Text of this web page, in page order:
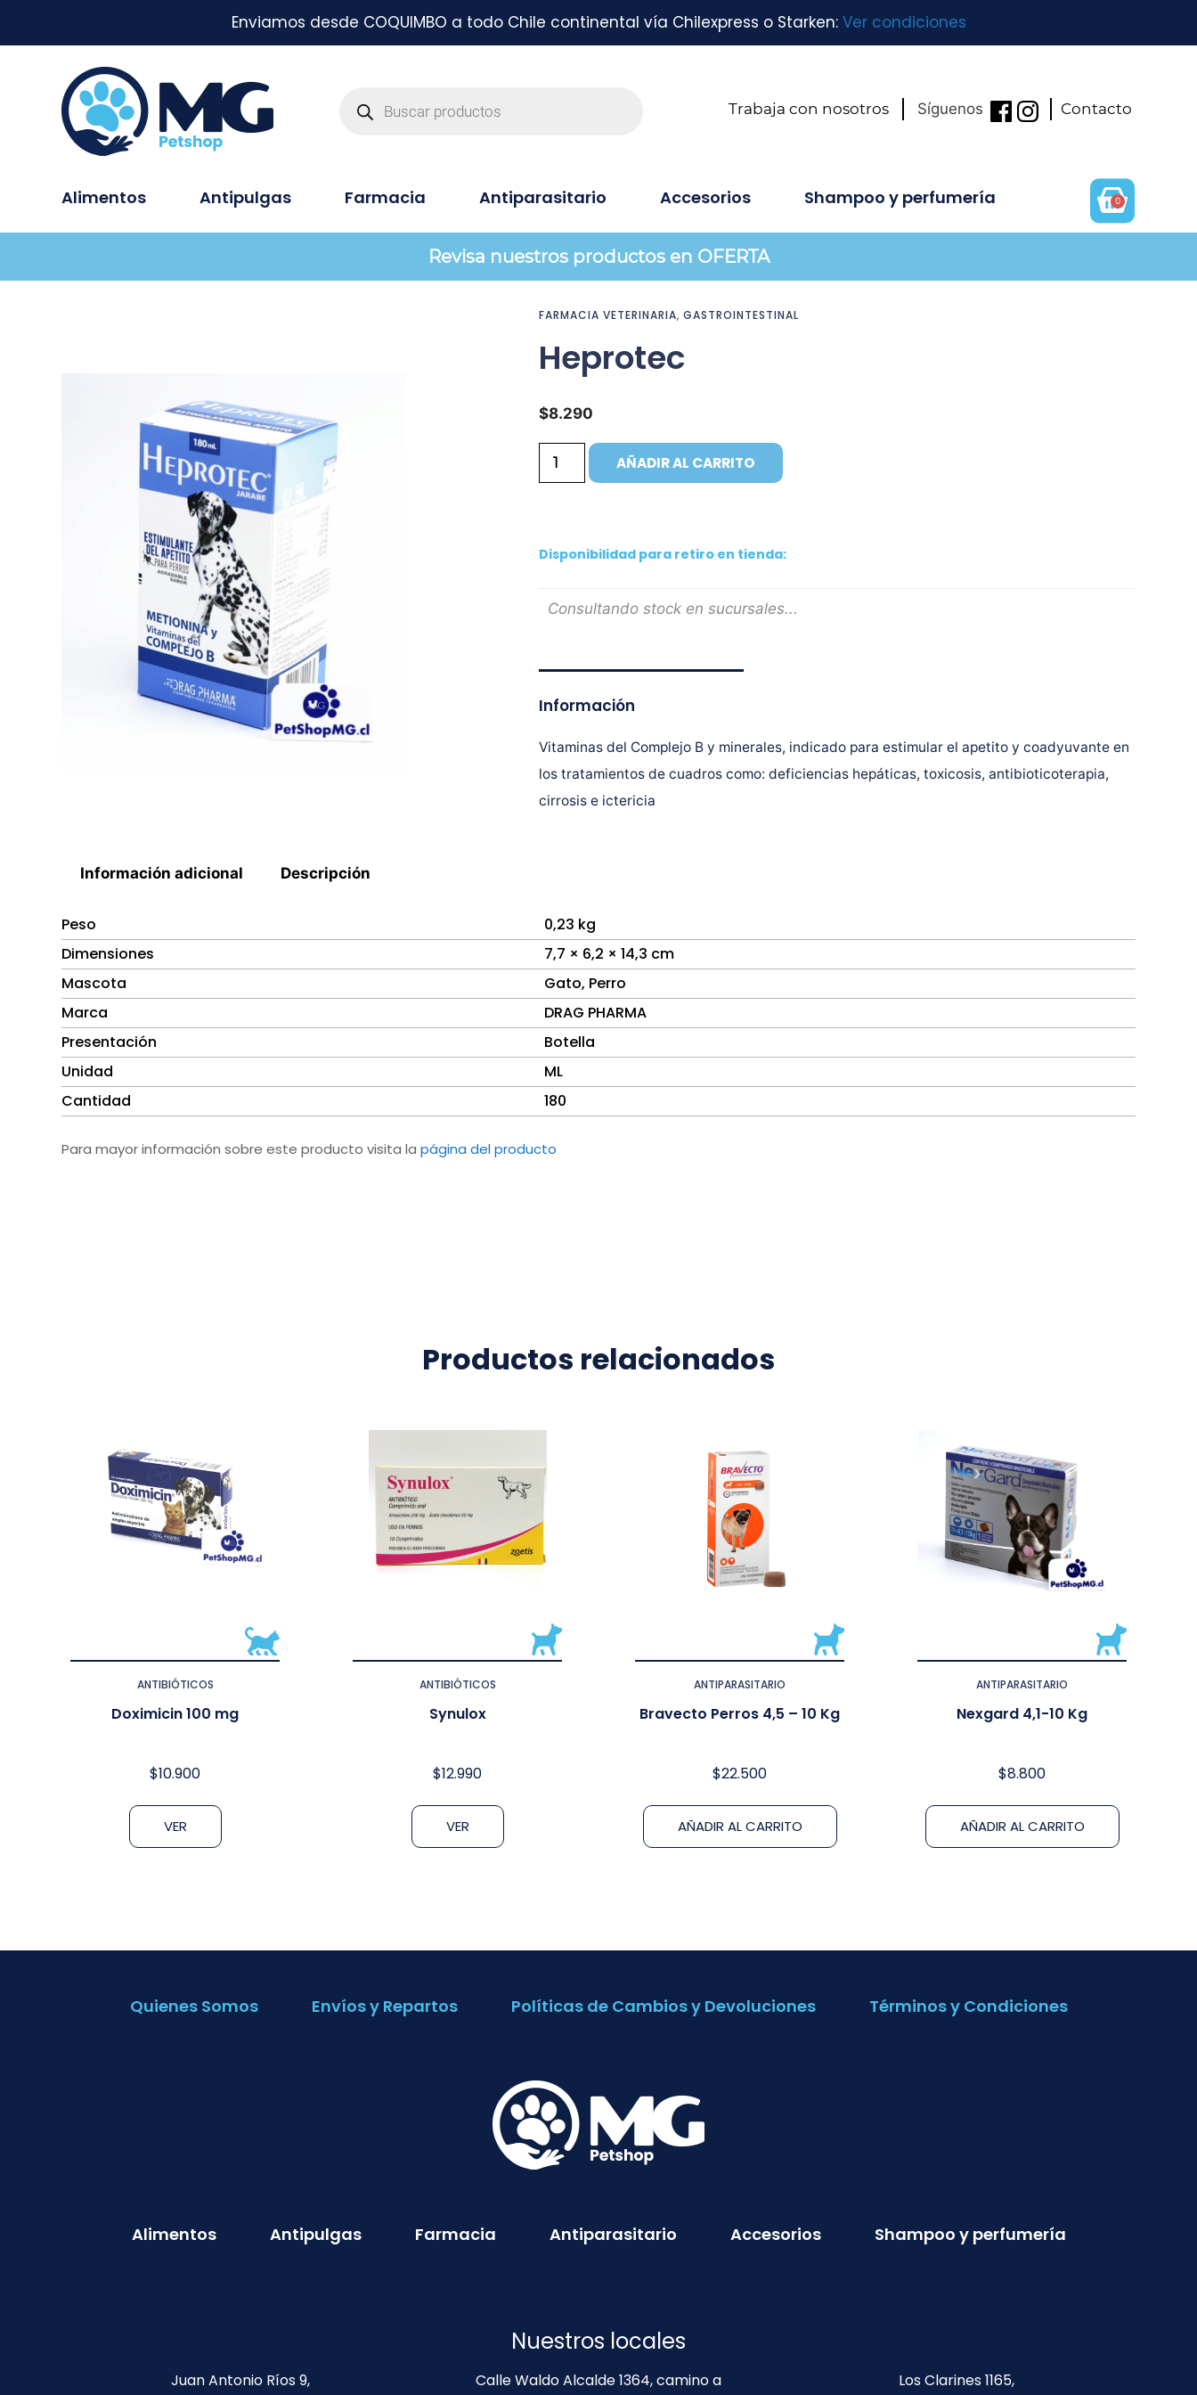
Enviamos desde COQUIMBO a todo Chile continental vía Chilexpress o Starken: Ver condiciones
Trabaja con nosotros Síguenos Contacto
Alimentos Antipulgas Farmacia Antiparasitario Accesorios Shampoo y perfumería 0
Revisa nuestros productos en OFERTA
FARMACIA VETERINARIA, GASTROINTESTINAL
Heprotec
$8.290
AÑADIR AL CARRITO
Disponibilidad para retiro en tienda:
Consultando stock en sucursales...
Información
Vitaminas del Complejo B y minerales, indicado para estimular el apetito y coadyuvante en
los tratamientos de cuadros como: deficiencias hepáticas, toxicosis, antibioticoterapia,
cirrosis e ictericia
Información adicional Descripción
Peso
0,23 kg
Dimensiones
7,7 × 6,2 × 14,3 cm
Mascota
Gato, Perro
Marca
DRAG PHARMA
Presentación
Botella
Unidad
ML
Cantidad
180
Para mayor información sobre este producto visita la página del producto
Productos relacionados
ANTIBIÓTICOS
Doximicin 100 mg
$10.900
VER
ANTIBIÓTICOS
Synulox
$12.990
VER
ANTIPARASITARIO
Bravecto Perros 4,5 – 10 Kg
$22.500
AÑADIR AL CARRITO
ANTIPARASITARIO
Nexgard 4,1-10 Kg
$8.800
AÑADIR AL CARRITO
Quienes Somos Envíos y Repartos Políticas de Cambios y Devoluciones Términos y Condiciones
Alimentos Antipulgas Farmacia Antiparasitario Accesorios Shampoo y perfumería
Nuestros locales
Juan Antonio Ríos 9,
Calle Waldo Alcalde 1364, camino a
Los Clarines 1165,